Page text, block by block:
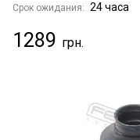
Срок ожидания: 24 часа
1289